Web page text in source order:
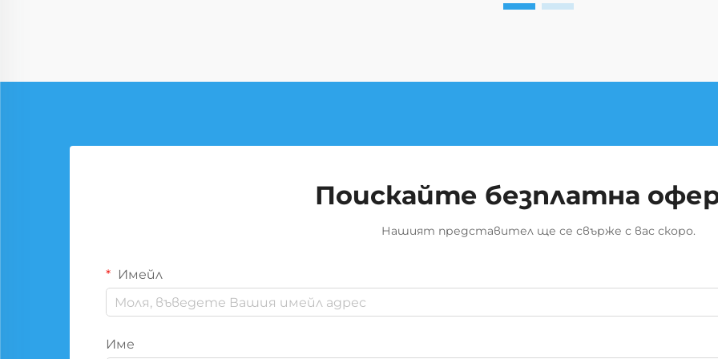
Поискайте безплатна
Нашият представител ще се свърже с вас скоро.
Имейл
Име